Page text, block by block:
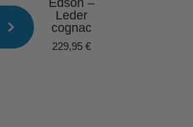
Edson –
Leder
cognac
229,95€